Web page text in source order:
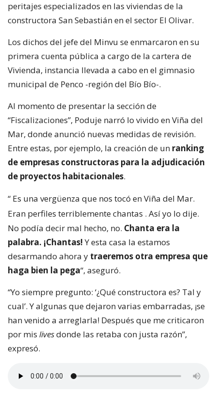
peritajes especializados en las viviendas de la
constructora San Sebastián en el sector El Olivar.
Los dichos del jefe del Minvu se enmarcaron en su
primera cuenta pública a cargo de la cartera de
Vivienda, instancia llevada a cabo en el gimnasio
municipal de Penco -región del Bío Bío-.
Al momento de presentar la sección de
“Fiscalizaciones”, Poduje narró lo vivido en Viña del
Mar, donde anunció nuevas medidas de revisión.
Entre estas, por ejemplo, la creación de un ranking
de empresas constructoras para la adjudicación
de proyectos habitacionales.
“ Es una vergüenza que nos tocó en Viña del Mar.
Eran perfiles terriblemente chantas . Así yo lo dije.
No podía decir mal hecho, no. Chanta era la
palabra. ¡Chantas!Y esta casa la estamos
desarmando ahora y traeremos otra empresa que
haga bien la pega“, aseguró.
“Yo siempre pregunto: ‘¿Qué constructora es? Tal y
cual’. Y algunas que dejaron varias embarradas, ¡se
han venido a arreglarla! Después que me criticaron
por mis livesdonde las retaba con justa razón”,
expresó.